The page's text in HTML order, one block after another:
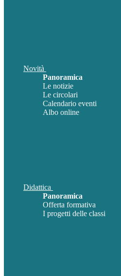
Novità
Panoramica
Le notizie
Le circolari
Calendario eventi
Albo online
Didattica
Panoramica
Offerta formativa
I progetti delle classi